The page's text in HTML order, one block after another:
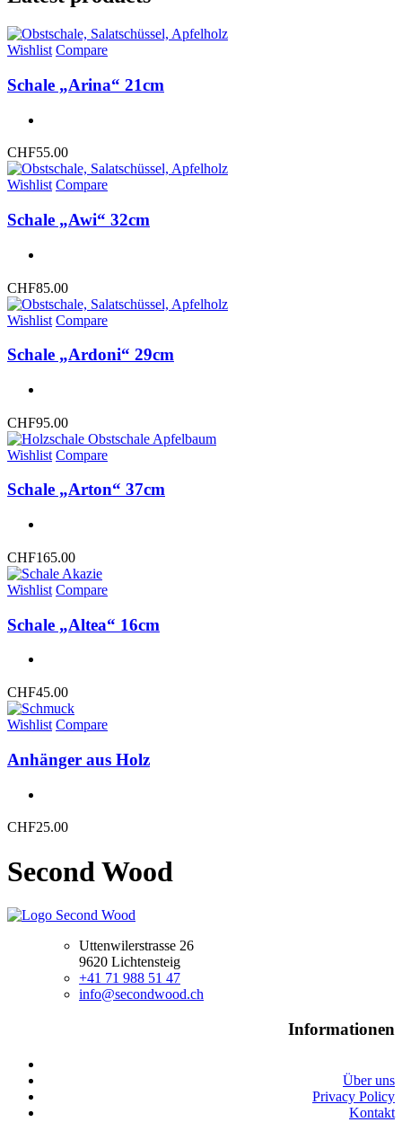
Wishlist Compare
Schale „Arina“ 21cm
CHF55.00
Wishlist Compare
Schale „Awi“ 32cm
CHF85.00
Wishlist Compare
Schale „Ardoni“ 29cm
CHF95.00
Wishlist Compare
Schale „Arton“ 37cm
CHF165.00
Wishlist Compare
Schale „Altea“ 16cm
CHF45.00
Wishlist Compare
Anhänger aus Holz
CHF25.00
Second Wood
Uttenwilerstrasse 26
9620 Lichtensteig
+41 71 988 51 47
info@secondwood.ch
Informationen
Über uns
Privacy Policy
Kontakt